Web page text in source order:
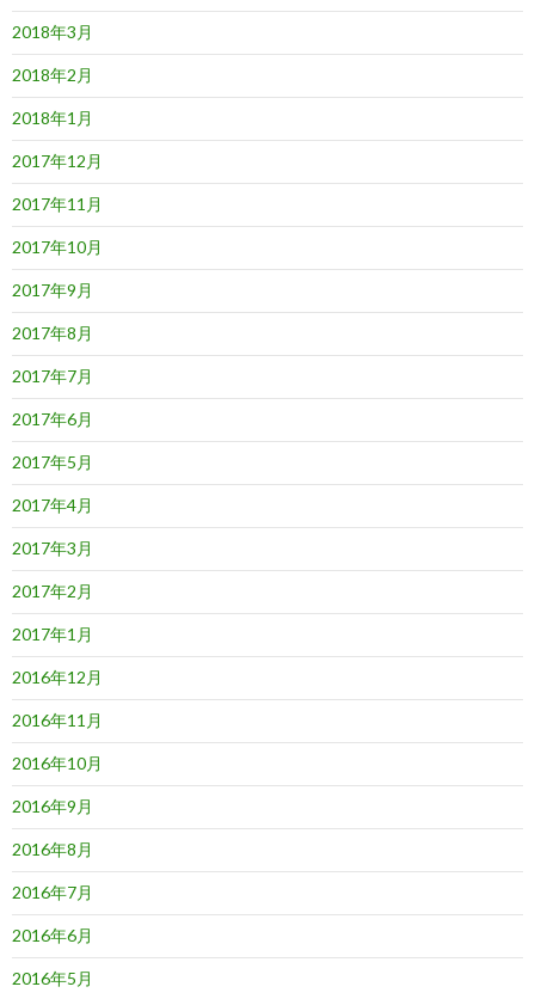
2018年3月
2018年2月
2018年1月
2017年12月
2017年11月
2017年10月
2017年9月
2017年8月
2017年7月
2017年6月
2017年5月
2017年4月
2017年3月
2017年2月
2017年1月
2016年12月
2016年11月
2016年10月
2016年9月
2016年8月
2016年7月
2016年6月
2016年5月